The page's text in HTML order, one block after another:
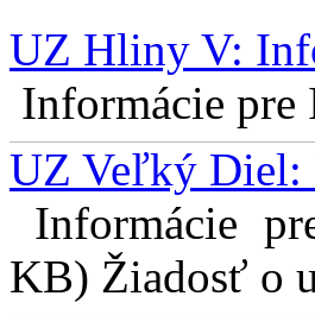
UZ Hliny V:
Informácie pre
UZ Veľký Diel:
Informácie
KB) Žiadosť o